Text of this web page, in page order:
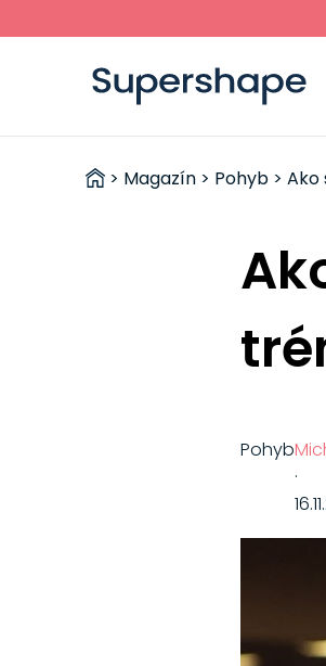
ZDRAVÉ
> Magazín > Pohyb >
Pohyb
·